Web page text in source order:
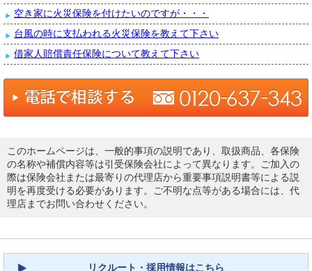
空き家に火災保険を付けたいのですが・・・
台風の時に支払われる火災保険を教えて下さい
借家人賠償責任保険について教えて下さい
このホームページは、一般的事項の説明であり、取扱商品、各保険
の名称や補償内容等は引受保険会社によって異なります。ご加入の
際は保険会社または最寄りの代理店から重要事項説明書等による説
明を再度受ける必要があります。ご不明な点等がある場合には、代
理店までお問い合わせください。
リクルート・採用情報はこちら